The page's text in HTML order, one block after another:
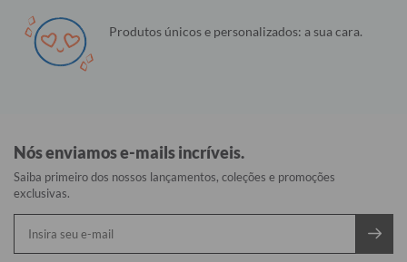
Produtos únicos e personalizados: a sua cara.
Nós enviamos e-mails incríveis.
Saiba primeiro dos nossos lançamentos, coleções e promoções
exclusivas.